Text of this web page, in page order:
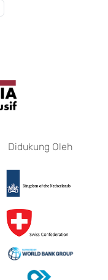
Didukung Oleh